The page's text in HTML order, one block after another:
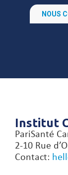
NOUS
Institut
PariSanté
2-10 Rue
Contact: